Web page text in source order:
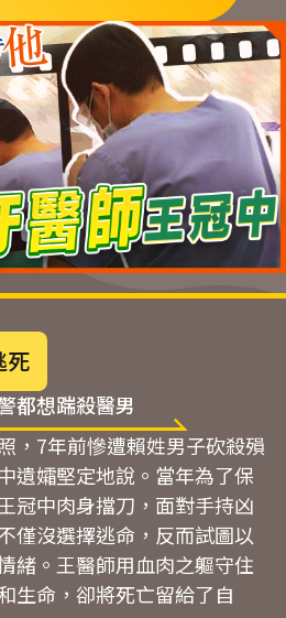
死
都想踹殺醫男
，7年前慘遭賴姓男子砍殺殞
遺孀堅定地說。當年為了保
冠中肉身擋刀，面對手持凶
僅沒選擇逃命，反而試圖以
緒。王醫師用血肉之軀守住
生命，卻將死亡留給了自